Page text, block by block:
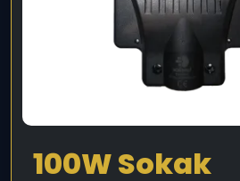
100W Sokak